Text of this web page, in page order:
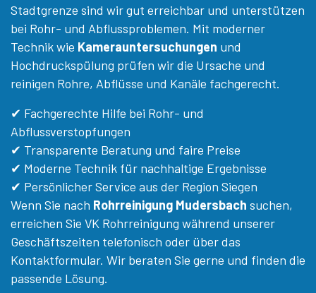
Stadtgrenze sind wir gut erreichbar und unterstützen
bei Rohr- und Abflussproblemen. Mit moderner
Technik wie Kamerauntersuchungen und
Hochdruckspülung prüfen wir die Ursache und
reinigen Rohre, Abflüsse und Kanäle fachgerecht.
✔ Fachgerechte Hilfe bei Rohr- und
Abflussverstopfungen
✔ Transparente Beratung und faire Preise
✔ Moderne Technik für nachhaltige Ergebnisse
✔ Persönlicher Service aus der Region Siegen
Wenn Sie nach Rohrreinigung Mudersbach suchen,
erreichen Sie VK Rohrreinigung während unserer
Geschäftszeiten telefonisch oder über das
Kontaktformular. Wir beraten Sie gerne und finden die
passende Lösung.